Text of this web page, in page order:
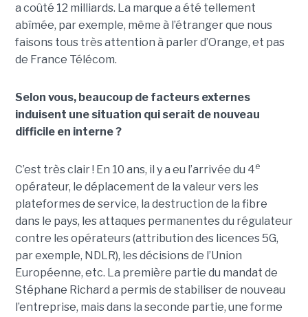
a coûté 12 milliards. La marque a été tellement
abîmée, par exemple, même à l’étranger que nous
faisons tous très attention à parler d’Orange, et pas
de France Télécom.
Selon vous, beaucoup de facteurs externes
induisent une situation qui serait de nouveau
difficile en interne ?
C’est très clair ! En 10 ans, il y a eu l’arrivée du 4e
opérateur, le déplacement de la valeur vers les
plateformes de service, la destruction de la fibre
dans le pays, les attaques permanentes du régulateur
contre les opérateurs (attribution des licences 5G,
par exemple, NDLR), les décisions de l’Union
Européenne, etc. La première partie du mandat de
Stéphane Richard a permis de stabiliser de nouveau
l’entreprise, mais dans la seconde partie, une forme